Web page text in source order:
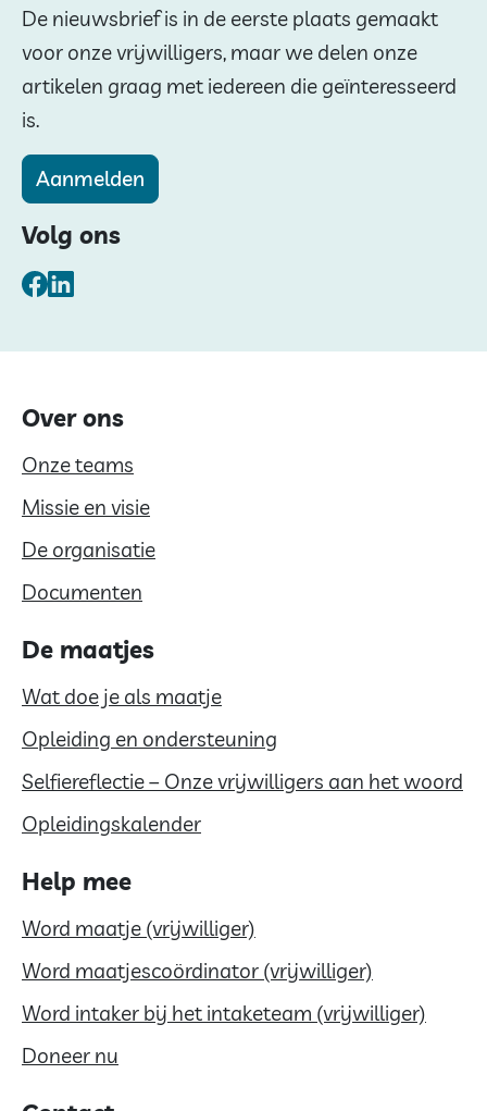
De nieuwsbrief is in de eerste plaats gemaakt
voor onze vrijwilligers, maar we delen onze
artikelen graag met iedereen die geïnteresseerd
is.
Aanmelden
Volg ons
Facebook
LinkedIn
Over ons
Onze teams
Missie en visie
De organisatie
Documenten
De maatjes
Wat doe je als maatje
Opleiding en ondersteuning
Selfiereflectie – Onze vrijwilligers aan het woord
Opleidingskalender
Help mee
Word maatje (vrijwilliger)
Word maatjescoördinator (vrijwilliger)
Word intaker bij het intaketeam (vrijwilliger)
Doneer nu